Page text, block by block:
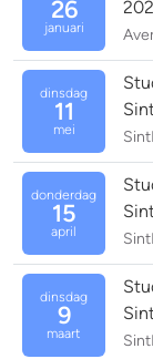
26
januari
dinsdag
11
mei
donderdag
15
april
dinsdag
9
maart